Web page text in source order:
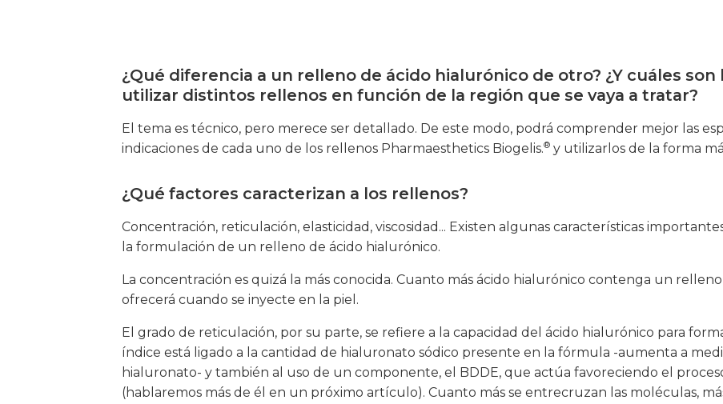
¿Qué diferencia a un relleno de ácido hialurónico de otro? ¿Y cuáles son
utilizar distintos rellenos en función de la región que se vaya a tratar?
El tema es técnico, pero merece ser detallado. De este modo, podrá comprender mejor las
indicaciones de cada uno de los rellenos Pharmaesthetics Biogelis.® y utilizarlos de la forma
¿Qué factores caracterizan a los rellenos?
Concentración, reticulación, elasticidad, viscosidad... Existen algunas características
la formulación de un relleno de ácido hialurónico.
La concentración es quizá la más conocida. Cuanto más ácido hialurónico contenga un
ofrecerá cuando se inyecte en la piel.
El grado de reticulación, por su parte, se refiere a la capacidad del ácido hialurónico para
índice está ligado a la cantidad de hialuronato sódico presente en la fórmula -aumenta a
hialuronato- y también al uso de un componente, el BDDE, que actúa favoreciendo el
(hablaremos más de él en un próximo artículo). Cuanto más se entrecruzan las moléculas,